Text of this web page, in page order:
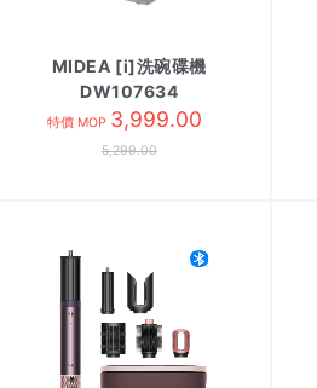
MIDEA [i]洗碗碟機
DW107634
特價 MOP 3,999.00
5,299.00